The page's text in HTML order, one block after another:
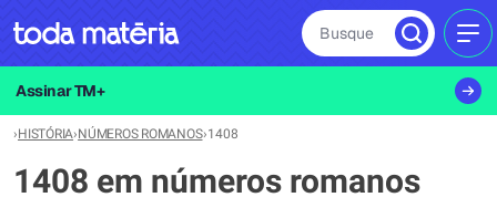
Busque
Assinar TM+
›HISTÓRIA›NÚMEROS ROMANOS›1408
1408 em números romanos